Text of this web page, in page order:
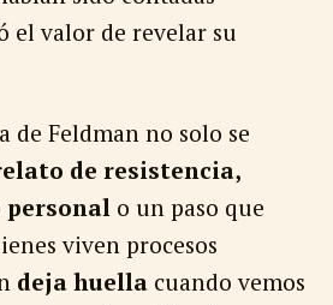
el valor de revelar su
de Feldman no solo se
de resistencia,
personal o un paso que
viven procesos
deja huella cuando vemos